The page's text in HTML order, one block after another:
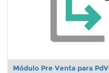
Módulo Pre Venta para PdV